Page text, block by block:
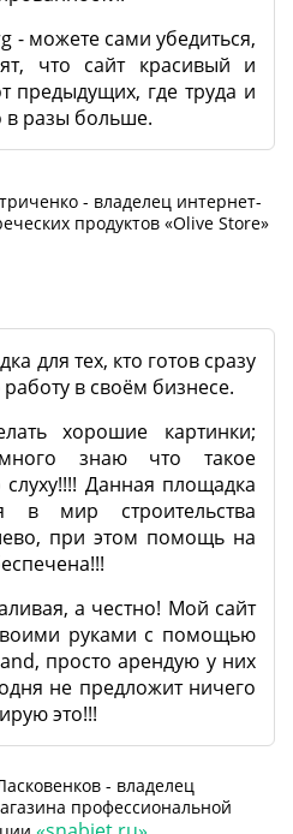
- можете сами убедиться,
что сайт красивый и
предыдущих, где труда и
в разы больше.
- владелец интернет-
продуктов «Olive Store»
для тех, кто готов сразу
в своём бизнесе.
хорошие картинки;
знаю что такое
Данная площадка
в мир строительства
при этом помощь на
а честно! Мой сайт
руками с помощью
просто арендую у них
не предложит ничего
это!!!
- владелец
профессиональной